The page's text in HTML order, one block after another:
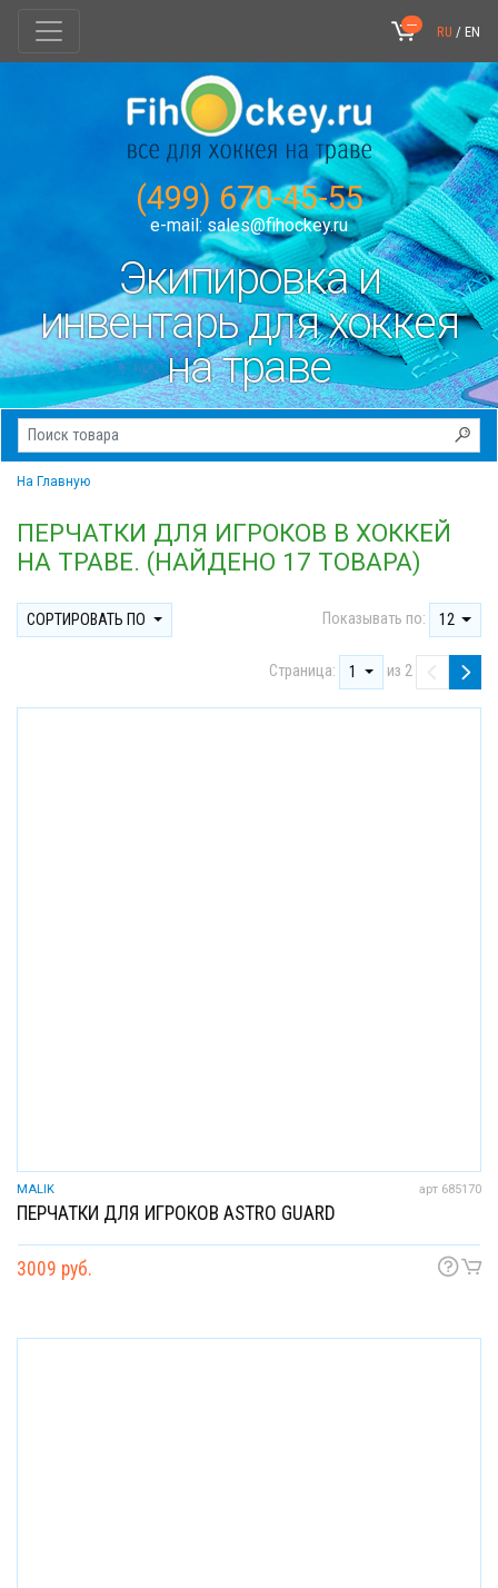
--- RU / EN
(499) 670-45-55
e-mail: sales@fihockey.ru
Экипировка и
инвентарь для хоккея
на траве
На Главную
ПЕРЧАТКИ ДЛЯ ИГРОКОВ В ХОККЕЙ
НА ТРАВЕ. (НАЙДЕНО 17 ТОВАРА)
СОРТИРОВАТЬ ПО Показывать по: 12
Страница: 1 из 2
MALIK арт 685170
ПЕРЧАТКИ ДЛЯ ИГРОКОВ ASTRO GUARD
3009 руб.